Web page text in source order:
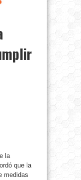
la
que la
medidas